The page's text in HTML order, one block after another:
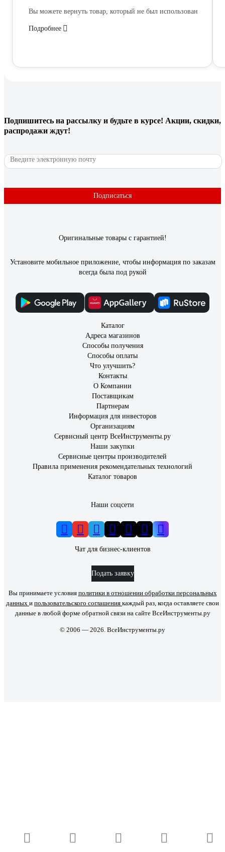
Вы можете вернуть товар, который не был использован
Подробнее
Подпишитесь на рассылку и будьте в курсе! Акции, скидки,
распродажи ждут!
Подписаться
Оригинальные товары с гарантией!
Установите мобильное приложение, чтобы информация по заказам
всегда была под рукой
Каталог
Адреса магазинов
Способы получения
Способы оплаты
Что улучшить?
Контакты
О Компании
Поставщикам
Партнерам
Информация для инвесторов
Организациям
Сервисный центр ВсеИнструменты.ру
Наши закупки
Сервисные центры производителей
Правила применения рекомендательных технологий
Каталог товаров
Наши соцсети
Чат для бизнес-клиентов
Подать заявку
Вы принимаете условия политики в отношении обработки персональных
данных и пользовательского соглашения каждый раз, когда оставляете свои
данные в любой форме обратной связи на сайте ВсеИнструменты.ру
© 2006 — 2026. ВсеИнструменты.ру